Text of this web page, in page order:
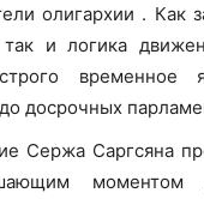
олигархии . Как
и логика
временное
досрочных
Сержа Саргсяна
моментом